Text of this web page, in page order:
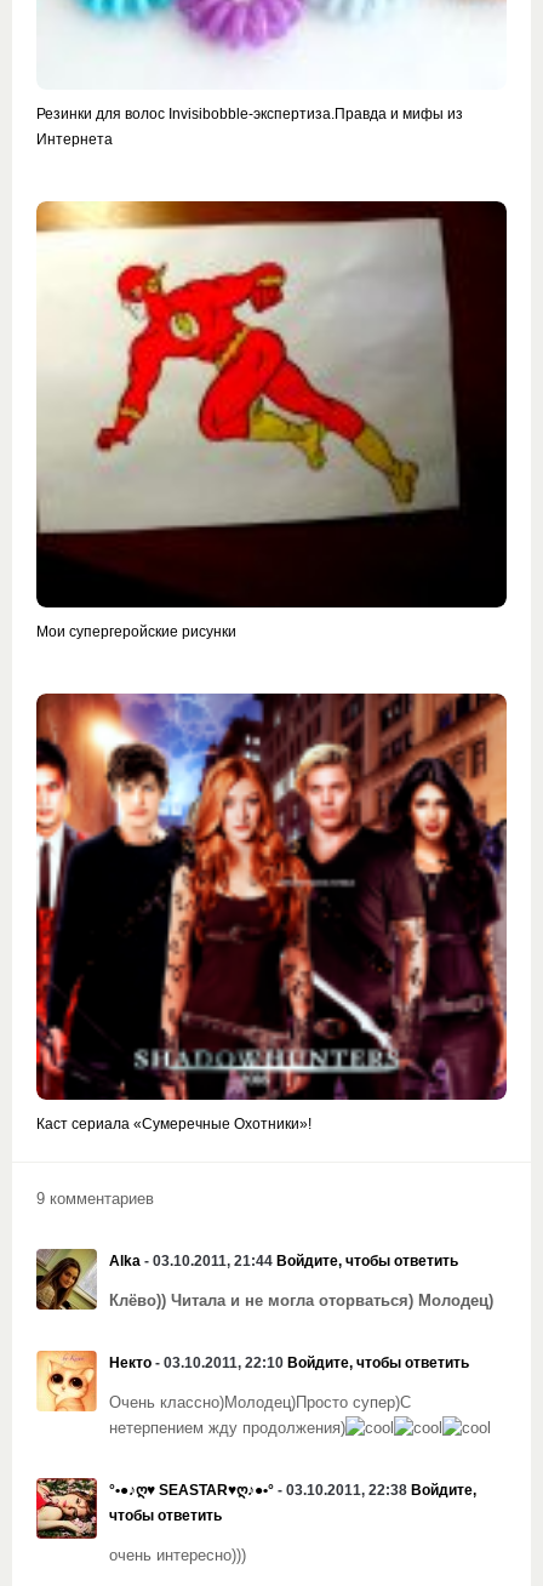
Резинки для волос Invisibobble-экспертиза.Правда и мифы из
Интернета
Мои супергеройские рисунки
Каст сериала «Сумеречные Охотники»!
9 комментариев
Alka - 03.10.2011, 21:44 Войдите, чтобы ответить
Клёво)) Читала и не могла оторваться) Молодец)
Некто - 03.10.2011, 22:10 Войдите, чтобы ответить
Очень классно)Молодец)Просто супер)С
нетерпением жду продолжения)
°•●♪ღ♥ SEASTAR♥ღ♪●•° - 03.10.2011, 22:38 Войдите,
чтобы ответить
очень интересно)))